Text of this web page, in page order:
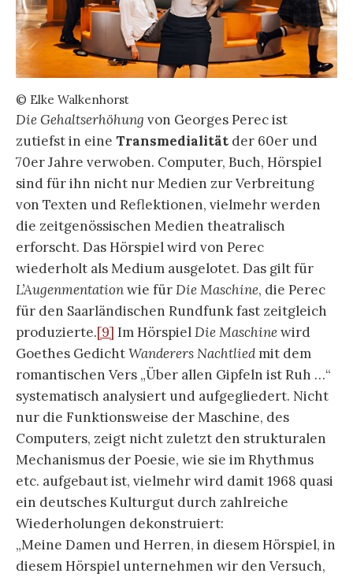
© Elke Walkenhorst
Die Gehaltserhöhung von Georges Perec ist
zutiefst in eine Transmedialität der 60er und
70er Jahre verwoben. Computer, Buch, Hörspiel
sind für ihn nicht nur Medien zur Verbreitung
von Texten und Reflektionen, vielmehr werden
die zeitgenössischen Medien theatralisch
erforscht. Das Hörspiel wird von Perec
wiederholt als Medium ausgelotet. Das gilt für
L’Augenmentationwie fürDie Maschine, die Perec
für den Saarländischen Rundfunk fast zeitgleich
produzierte.[9] Im HörspielDie Maschinewird
Goethes GedichtWanderers Nachtliedmit dem
romantischen Vers „Über allen Gipfeln ist Ruh …“
systematisch analysiert und aufgegliedert. Nicht
nur die Funktionsweise der Maschine, des
Computers, zeigt nicht zuletzt den strukturalen
Mechanismus der Poesie, wie sie im Rhythmus
etc. aufgebaut ist, vielmehr wird damit 1968 quasi
ein deutsches Kulturgut durch zahlreiche
Wiederholungen dekonstruiert:
„Meine Damen und Herren, in diesem Hörspiel, in
diesem Hörspiel unternehmen wir den Versuch,